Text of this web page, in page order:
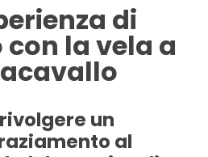
di
con la vela a
un
al